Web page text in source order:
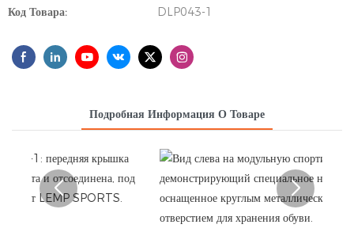
Код Товара:
DLP043-1
Подробная Информация О Товаре